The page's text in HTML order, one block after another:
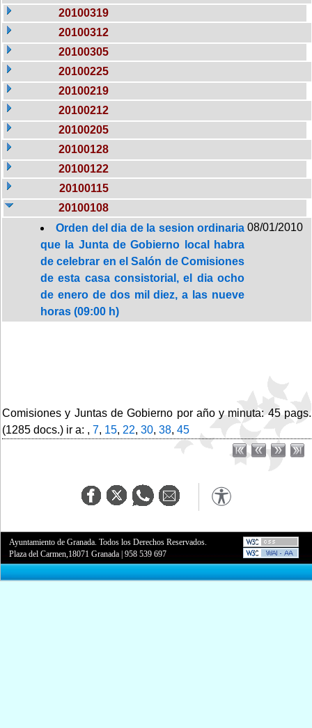
20100319
20100312
20100305
20100225
20100219
20100212
20100205
20100128
20100122
20100115
20100108
Orden del dia de la sesion ordinaria
que la Junta de Gobierno local habra
de celebrar en el Salón de Comisiones
de esta casa consistorial, el dia ocho
de enero de dos mil diez, a las nueve
horas (09:00 h)
08/01/2010
Comisiones y Juntas de Gobierno por año y minuta: 45 pags.
(1285 docs.) ir a: , 7, 15, 22, 30, 38, 45
Ayuntamiento de Granada. Todos los Derechos Reservados.
Plaza del Carmen,18071 Granada |958 539 697